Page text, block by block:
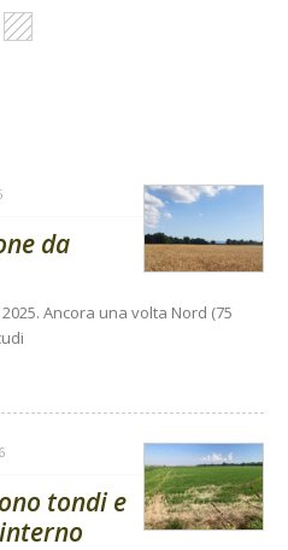
da
Ancora una volta Nord (75
tondi e